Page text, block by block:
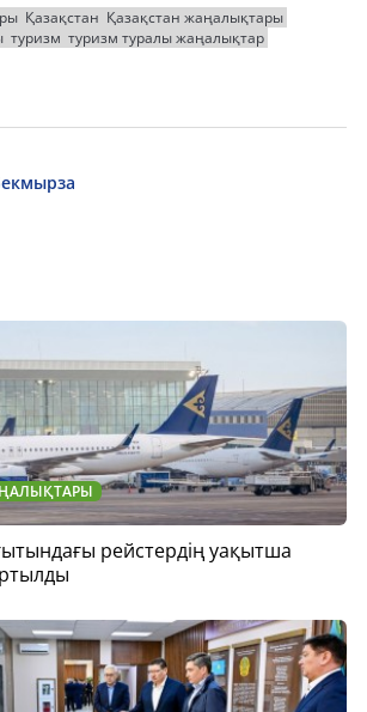
Қазақстан Қазақстан жаңалықтары
туризм туризм туралы жаңалықтар
рейстердің уақытша